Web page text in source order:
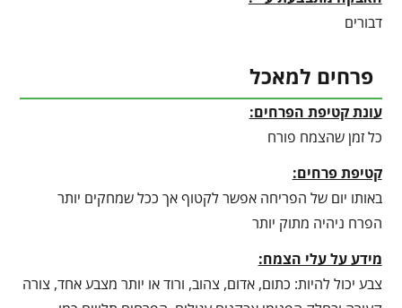
דבורים
פרחים למאכל
עונת קטיפת הפרחים:
כל זמן שהצמח פורח
קטיפת פרחים:
באותו יום של הפריחה אפשר לקטוף אך ככל שמחקים יותר
הפרח ניהיה מתוק יותר
מידע על עלי הצמח:
צבע יכול להיות: כתום, אדום, צהוב, ורוד או יותר מצבע אחד, צורה